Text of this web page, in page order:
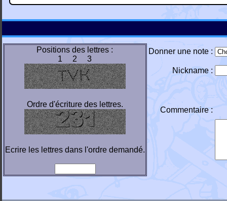
Positions des lettres :
1 2 3
Ordre d'écriture des lettres.
Ecrire les lettres dans l'ordre demandé.
Donner une note :
Nickname :
Commentaire :